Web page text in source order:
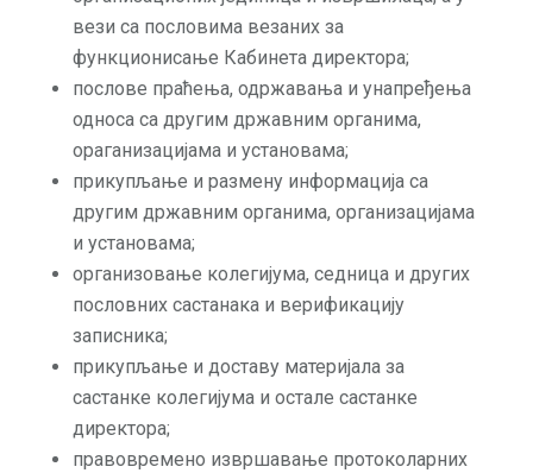
вези са пословима везаних за
функционисање Кабинета директора;
послове праћења, одржавања и унапређења
односа са другим државним органима,
ораганизацијама и установама;
прикупљање и размену информација са
другим државним органима, организацијама
и установама;
организовање колегијума, седница и других
пословних састанака и верификацију
записника;
прикупљање и доставу материјала за
састанке колегијума и остале састанке
директора;
правовремено извршавање протоколарних